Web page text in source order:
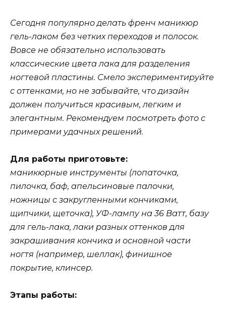
Сегодня популярно делать френч маникюр
гель-лаком без четких переходов и полосок.
Вовсе не обязательно использовать
классические цвета лака для разделения
ногтевой пластины. Смело экспериментируйте
с оттенками, но не забывайте, что дизайн
должен получиться красивым, легким и
элегантным. Рекомендуем посмотреть фото с
примерами удачных решений.
Для работы приготовьте:
маникюрные инструменты (лопаточка,
пилочка, баф, апельсиновые палочки,
ножницы с закругленными кончиками,
щипчики, щеточка), УФ-лампу на 36 Ватт, базу
для гель-лака, лаки разных оттенков для
закрашивания кончика и основной части
ногтя (например, шеллак), финишное
покрытие, клинсер.
Этапы работы: